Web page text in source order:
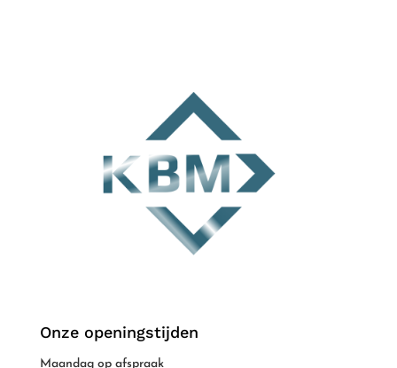
Onze openingstijden
Maandag op afspraak